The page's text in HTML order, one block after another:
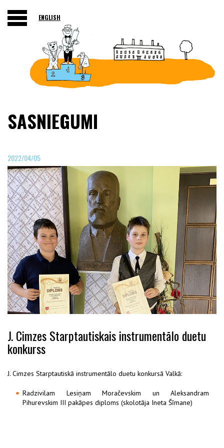
ENGLISH
SASNIEGUMI
2022/04/05
J. Cimzes Starptautiskais instrumentālo duetu
konkurss
J. Cimzes Starptautiskā instrumentālo duetu konkursā Valkā:
Radzivilam Lesiņam Moračevskim un Aleksandram
Pihurevskim III pakāpes diploms (skolotāja Ineta Šīmane)